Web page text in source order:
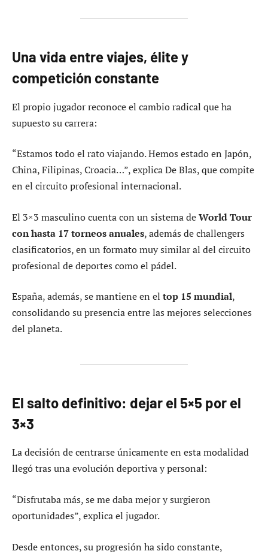
Una vida entre viajes, élite y
competición constante
El propio jugador reconoce el cambio radical que ha
supuesto su carrera:
“Estamos todo el rato viajando. Hemos estado en Japón,
China, Filipinas, Croacia…”, explica De Blas, que compite
en el circuito profesional internacional.
El 3×3 masculino cuenta con un sistema deWorld Tour
con hasta 17 torneos anuales, además de challengers
clasificatorios, en un formato muy similar al del circuito
profesional de deportes como el pádel.
España, además, se mantiene en el top 15 mundial,
consolidando su presencia entre las mejores selecciones
del planeta.
El salto definitivo: dejar el 5×5 por el
3×3
La decisión de centrarse únicamente en esta modalidad
llegó tras una evolución deportiva y personal:
“Disfrutaba más, se me daba mejor y surgieron
oportunidades”, explica el jugador.
Desde entonces, su progresión ha sido constante,